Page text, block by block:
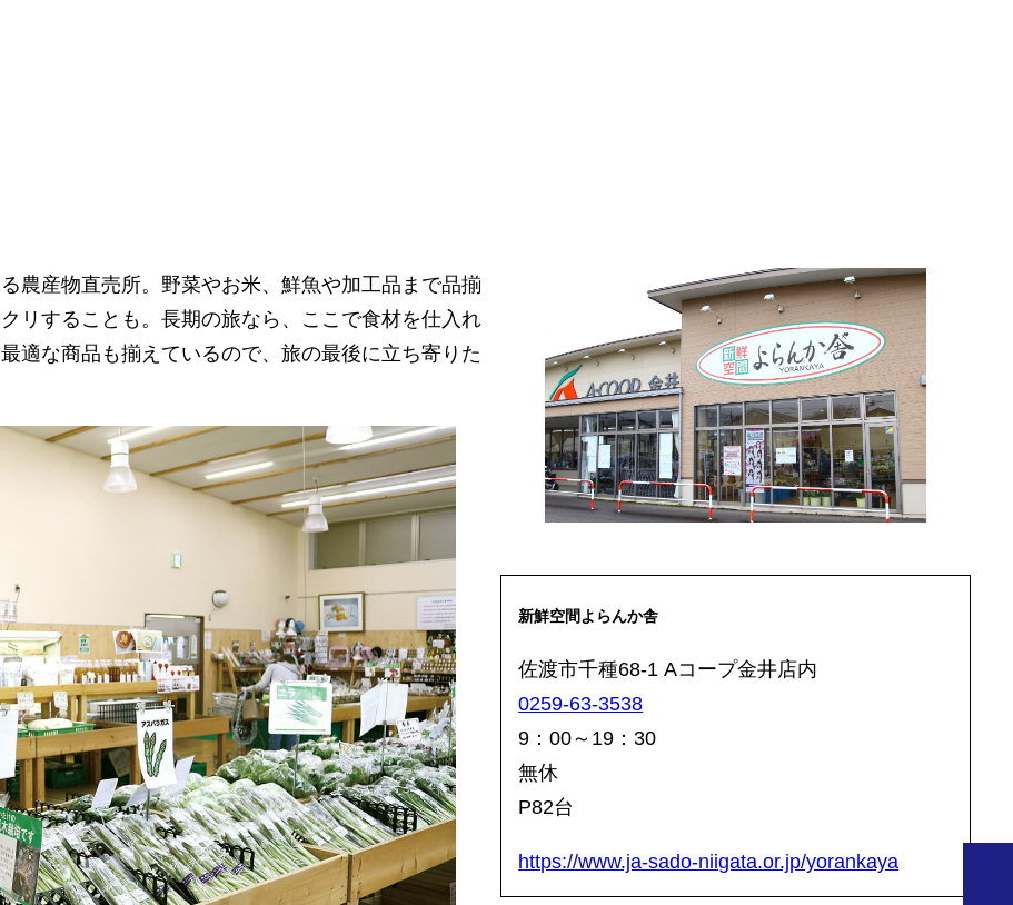
農産物直売所。野菜やお米、鮮魚や加工品まで品揃
リすることも。長期の旅なら、ここで食材を仕入れ
適な商品も揃えているので、旅の最後に立ち寄りた
新鮮空間よらんか舎
佐渡市千種68-1 Aコープ金井店内
0259-63-3538
9：00～19：30
無休
P82台
https://www.ja-sado-niigata.or.jp/yorankaya